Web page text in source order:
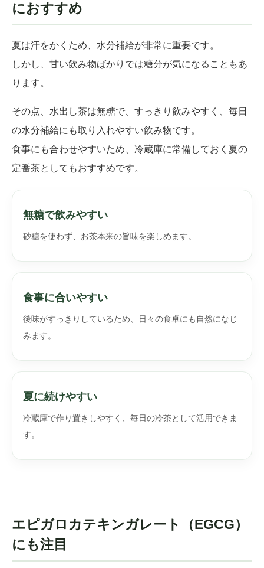
におすすめ
夏は汗をかくため、水分補給が非常に重要です。
しかし、甘い飲み物ばかりでは糖分が気になることもあ
ります。
その点、水出し茶は無糖で、すっきり飲みやすく、毎日
の水分補給にも取り入れやすい飲み物です。
食事にも合わせやすいため、冷蔵庫に常備しておく夏の
定番茶としてもおすすめです。
無糖で飲みやすい
砂糖を使わず、お茶本来の旨味を楽しめます。
食事に合いやすい
後味がすっきりしているため、日々の食卓にも自然になじ
みます。
夏に続けやすい
冷蔵庫で作り置きしやすく、毎日の冷茶として活用できま
す。
エピガロカテキンガレート（EGCG）
にも注目